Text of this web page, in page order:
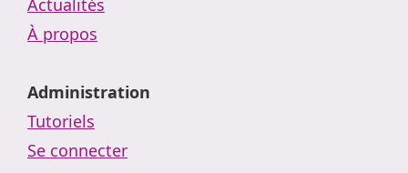
Actualités
À propos
Administration
Tutoriels
Se connecter